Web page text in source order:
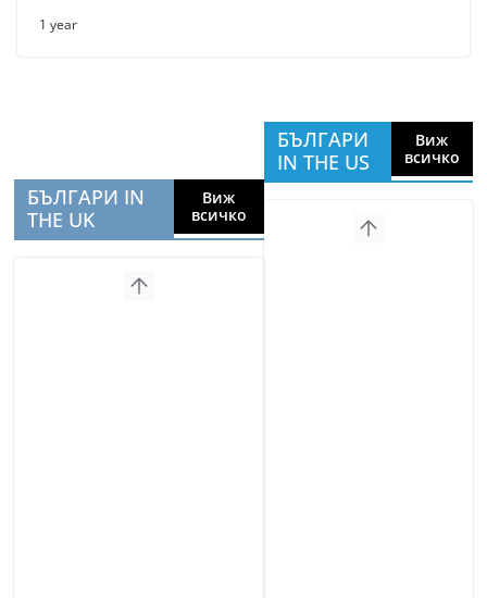
1 year
БЪЛГАРИ IN
THE UK
Виж
всичко
БЪЛГАРИ
IN THE US
Виж
всичко